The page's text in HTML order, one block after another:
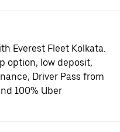
Everest Fleet Kolkata.
option, low deposit,
Driver Pass from
100% Uber